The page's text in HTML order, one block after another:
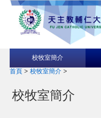
校牧室簡介
首頁 > 校牧室簡介 >
校牧室簡介